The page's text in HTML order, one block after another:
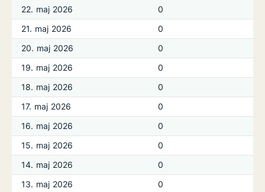
22. maj 2026
0
21. maj 2026
0
20. maj 2026
0
19. maj 2026
0
18. maj 2026
0
17. maj 2026
0
16. maj 2026
0
15. maj 2026
0
14. maj 2026
0
13. maj 2026
0